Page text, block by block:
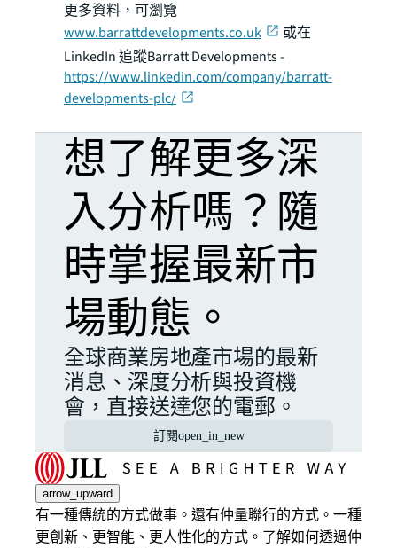
更多資料，可瀏覽
www.barrattdevelopments.co.uk
或在
LinkedIn 追蹤Barratt Developments -
https://www.linkedin.com/company/barratt-
developments-plc/
想了解更多深
入分析嗎？隨
時掌握最新市
場動態。
全球商業房地產市場的最新
消息、深度分析與投資機
會，直接送達您的電郵。
訂閱open_in_new
arrow_upward
有一種傳統的方式做事。還有仲量聯行的方式。一種
更創新、更智能、更人性化的方式。了解如何透過仲